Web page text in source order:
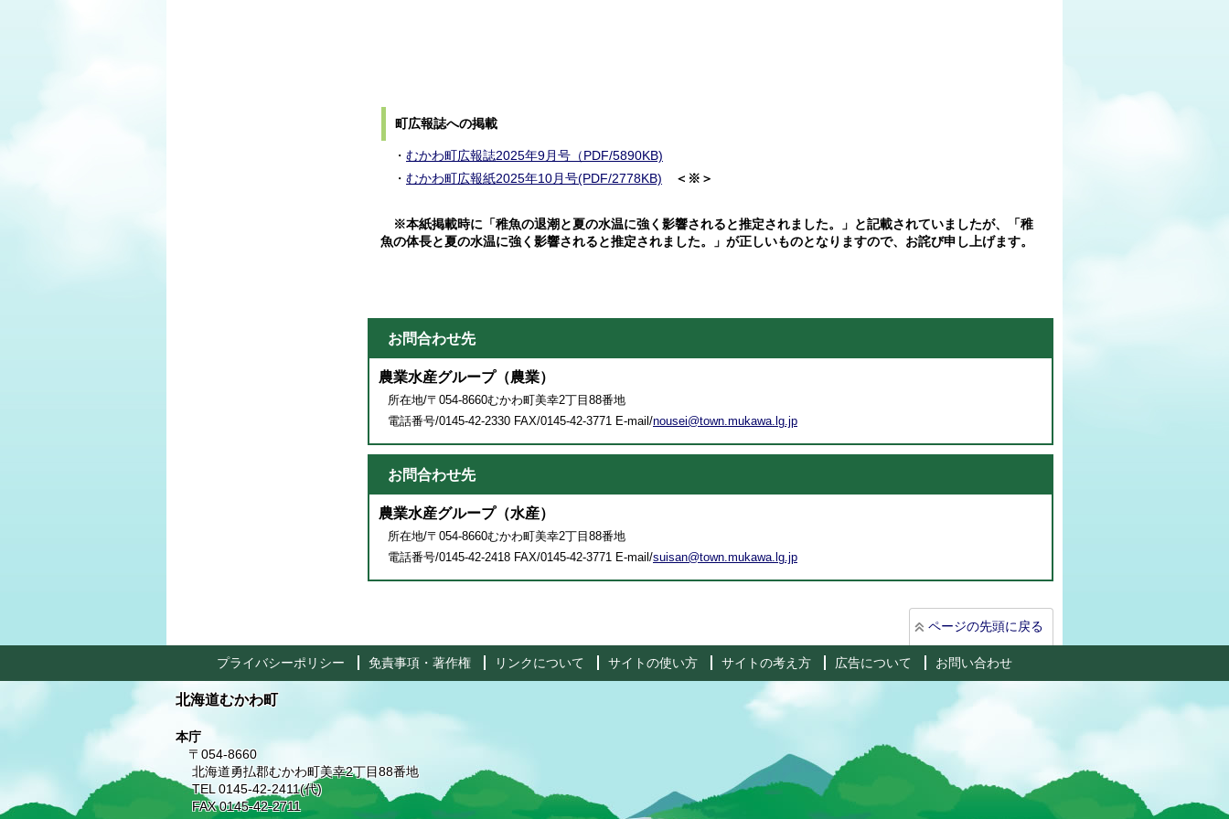
町広報誌への掲載
・ むかわ町広報誌2025年9月号（PDF/5890KB)
・ むかわ町広報紙2025年10月号(PDF/2778KB) ＜※＞
※本紙掲載時に「稚魚の退潮と夏の水温に強く影響されると推定されました。」と記載されていましたが、
「稚
魚の体長と夏の水温に強く影響されると推定されました。」が正しいものとなりますので、お詫び申し上げます。
お問合わせ先
農業水産グループ（農業）
所在地/〒054-8660むかわ町美幸2丁目88番地
電話番号/0145-42-2330 FAX/0145-42-3771 E-mail/nousei@town.mukawa.lg.jp
お問合わせ先
農業水産グループ（水産）
所在地/〒054-8660むかわ町美幸2丁目88番地
電話番号/0145-42-2418 FAX/0145-42-3771 E-mail/suisan@town.mukawa.lg.jp
ページの先頭に戻る
プライバシーポリシー 免責事項・著作権 リンクについて サイトの使い方 サイトの考え方 広告について お問い合わせ
北海道むかわ町
本庁
〒054-8660
北海道勇払郡むかわ町美幸2丁目88番地
TEL 0145-42-2411(代)
FAX 0145-42-2711